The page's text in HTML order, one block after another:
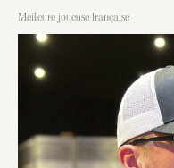
Meilleure joueuse française